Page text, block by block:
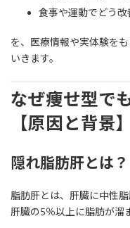
食事や運動でどう改
を、医療情報や実体験を
いきます。
なぜ痩せ型で
【原因と背景】
隠れ脂肪肝とは？
脂肪肝とは、肝臓に中性
肝臓の5％以上に脂肪が溜